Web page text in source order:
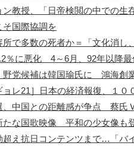
1895年 1904年
ン教授、「日帝検閲の中での
そ国際協調を
所で多数の死者か＝「文化消し
％に悪化 4～6月、92年以降最
野党候補は韓国瑜氏に 鴻海創
ョレ21］日本の経済報復、１０
、中国との距離感が争点 蔡氏
たな国歌映像 平和の少女像も
超え抗日コンテンツまで…「バ